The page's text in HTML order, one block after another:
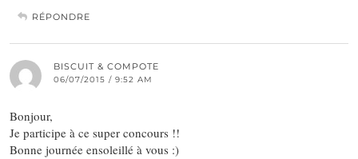
RÉPONDRE
BISCUIT & COMPOTE
06/07/2015 / 9:52 AM
Bonjour,
Je participe à ce super concours !!
Bonne journée ensoleillé à vous :)